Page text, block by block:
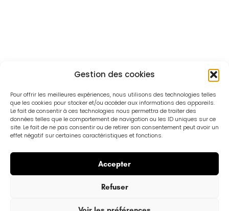
Gestion des cookies
Pour offrir les meilleures expériences, nous utilisons des technologies telles
que les cookies pour stocker et/ou accéder aux informations des appareils.
Le fait de consentir à ces technologies nous permettra de traiter des
données telles que le comportement de navigation ou les ID uniques sur ce
site. Le fait de ne pas consentir ou de retirer son consentement peut avoir un
effet négatif sur certaines caractéristiques et fonctions.
Accepter
Refuser
Réseaux sociaux
Vous souhaitez optimiser votre stratégie
réseaux sociaux ? Découvrez nos packs
réseaux sociaux pour le BTP.
PRÉCÉDENT